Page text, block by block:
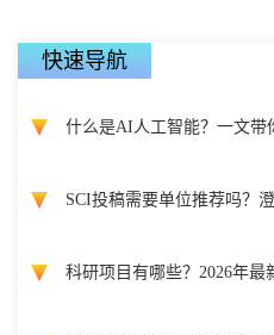
快速导航
什么是AI人工智能？一文带
SCI投稿需要单位推荐吗？
科研项目有哪些？2026年